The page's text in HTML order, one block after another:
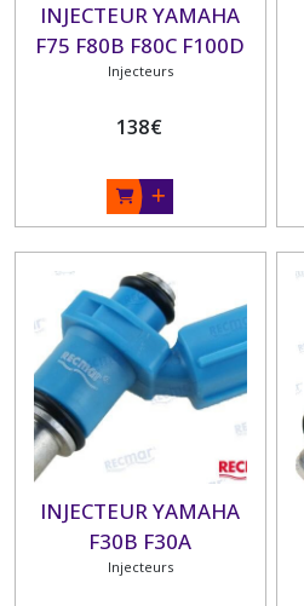
INJECTEUR YAMAHA
F75 F80B F80C F100D
Injecteurs
138€
INJECTEUR YAMAHA
F30B F30A
Injecteurs